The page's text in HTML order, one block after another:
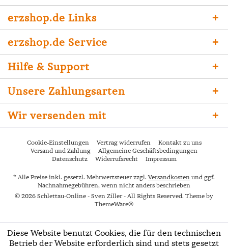
erzshop.de Links
erzshop.de Service
Hilfe & Support
Unsere Zahlungsarten
Wir versenden mit
Cookie-Einstellungen Vertrag widerrufen
Kontakt zu uns
Versand und Zahlung
Allgemeine Geschäftsbedingungen
Datenschutz
Widerrufsrecht Impressum
* Alle Preise inkl. gesetzl. Mehrwertsteuer zzgl. Versandkosten und ggf.
Nachnahmegebühren, wenn nicht anders beschrieben
© 2026 Schlettau-Online - Sven Ziller - All Rights Reserved. Theme by
ThemeWare®
Diese Website benutzt Cookies, die für den technischen
Betrieb der Website erforderlich sind und stets gesetzt